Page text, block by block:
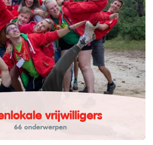
vrijwilligers
66 onderwerpen